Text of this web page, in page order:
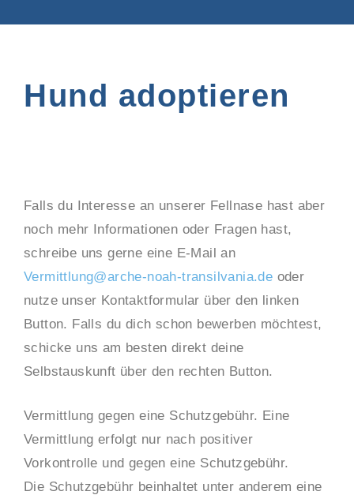
Hund adoptieren
Falls du Interesse an unserer Fellnase hast aber
noch mehr Informationen oder Fragen hast,
schreibe uns gerne eine E-Mail an
Vermittlung@arche-noah-transilvania.de oder
nutze unser Kontaktformular über den linken
Button. Falls du dich schon bewerben möchtest,
schicke uns am besten direkt deine
Selbstauskunft über den rechten Button.
Vermittlung gegen eine Schutzgebühr. Eine
Vermittlung erfolgt nur nach positiver
Vorkontrolle und gegen eine Schutzgebühr.
Die Schutzgebühr beinhaltet unter anderem eine